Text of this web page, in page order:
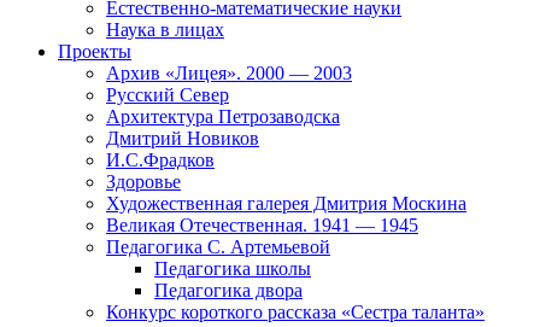
Естественно-математические науки
Наука в лицах
Проекты
Архив «Лицея». 2000 — 2003
Русский Север
Архитектура Петрозаводска
Дмитрий Новиков
И.С.Фрадков
Здоровье
Художественная галерея Дмитрия Москина
Великая Отечественная. 1941 — 1945
Педагогика С. Артемьевой
Педагогика школы
Педагогика двора
Конкурс короткого рассказа «Сестра таланта»